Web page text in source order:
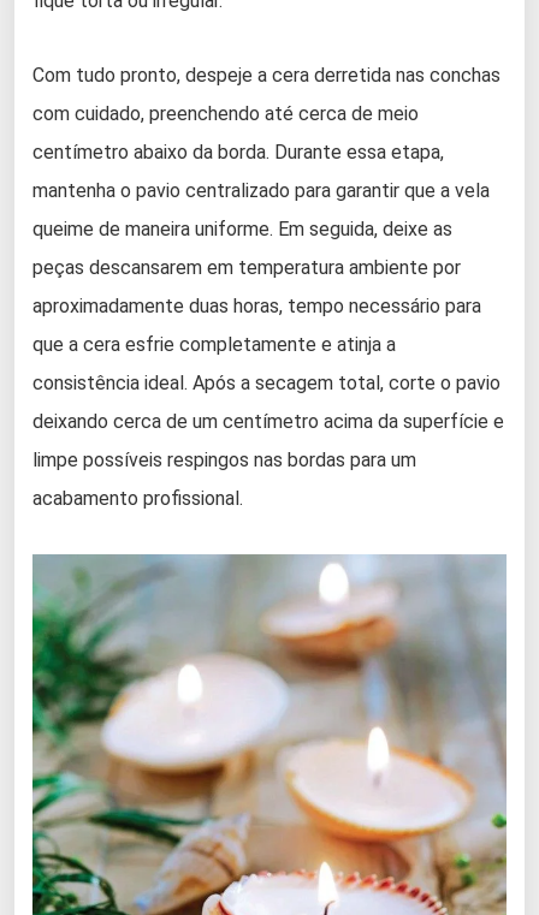
Com tudo pronto, despeje a cera derretida nas conchas
com cuidado, preenchendo até cerca de meio
centímetro abaixo da borda. Durante essa etapa,
mantenha o pavio centralizado para garantir que a vela
queime de maneira uniforme. Em seguida, deixe as
peças descansarem em temperatura ambiente por
aproximadamente duas horas, tempo necessário para
que a cera esfrie completamente e atinja a
consistência ideal. Após a secagem total, corte o pavio
deixando cerca de um centímetro acima da superfície e
limpe possíveis respingos nas bordas para um
acabamento profissional.